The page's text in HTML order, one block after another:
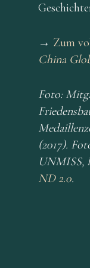
→ Zum
China
Foto:
(2017).
UNMISS,
ND 2.0.